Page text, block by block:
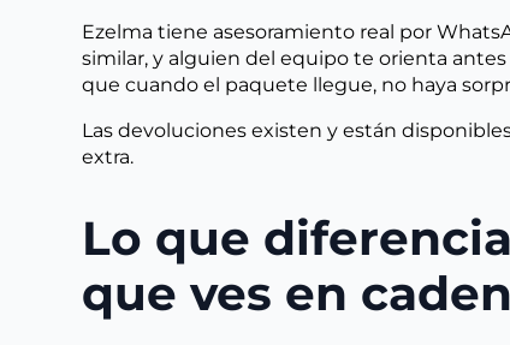
Ezelma tiene asesoramiento real por
similar, y alguien del equipo te orienta
que cuando el paquete llegue, no haya
Las devoluciones existen y están
extra.
Lo que
que ves en